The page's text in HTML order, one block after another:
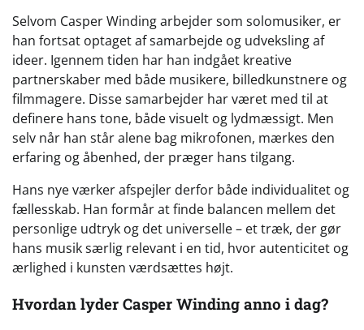
Selvom Casper Winding arbejder som solomusiker, er
han fortsat optaget af samarbejde og udveksling af
ideer. Igennem tiden har han indgået kreative
partnerskaber med både musikere, billedkunstnere og
filmmagere. Disse samarbejder har været med til at
definere hans tone, både visuelt og lydmæssigt. Men
selv når han står alene bag mikrofonen, mærkes den
erfaring og åbenhed, der præger hans tilgang.
Hans nye værker afspejler derfor både individualitet og
fællesskab. Han formår at finde balancen mellem det
personlige udtryk og det universelle – et træk, der gør
hans musik særlig relevant i en tid, hvor autenticitet og
ærlighed i kunsten værdsættes højt.
Hvordan lyder Casper Winding anno i dag?